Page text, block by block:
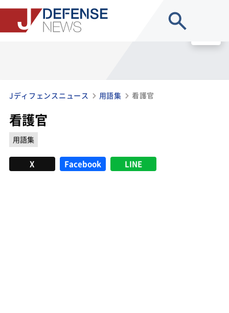
Jディフェンスニュース 用語集 看護官
看護官
用語集
X Facebook LINE